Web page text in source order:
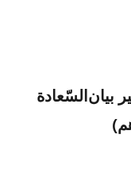
بیان‌السّعادة